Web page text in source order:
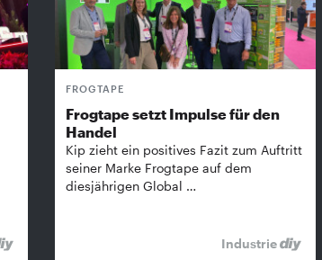
FROGTAPE
Frogtape setzt Impulse für den
Handel
Kip zieht ein positives Fazit zum Auftritt
seiner Marke Frogtape auf dem
diesjährigen Global …
Industrie